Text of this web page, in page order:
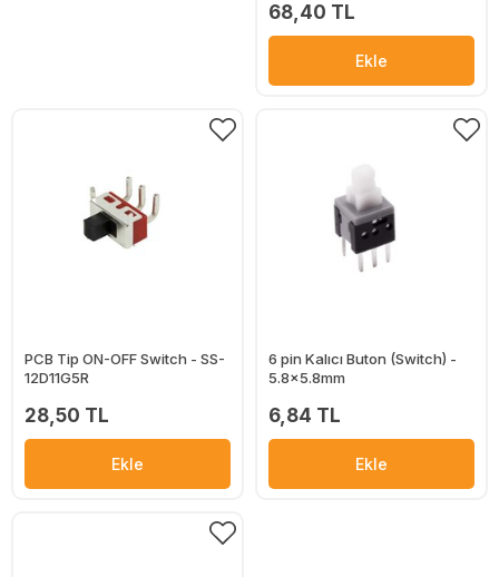
68,40 TL
Ekle
PCB Tip ON-OFF Switch - SS-
12D11G5R
28,50 TL
Ekle
6 pin Kalıcı Buton (Switch) -
5.8x5.8mm
6,84 TL
Ekle